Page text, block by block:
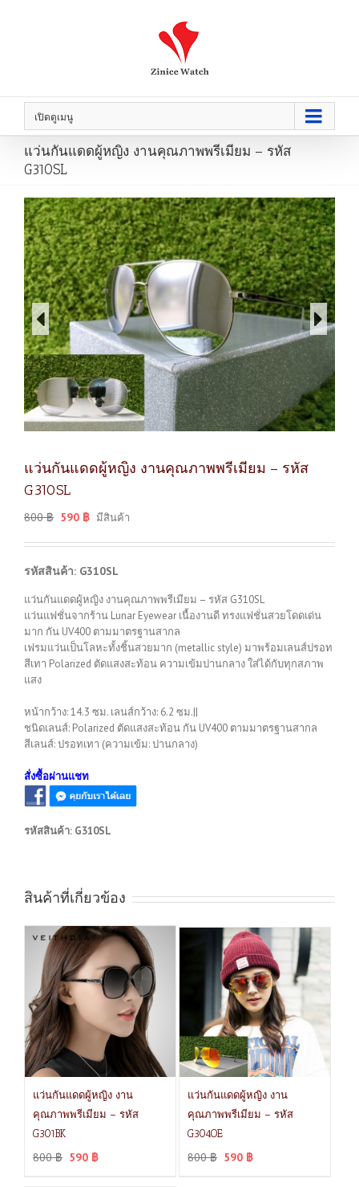
เปิดดูเมนู
แว่นกันแดดผู้หญิง งานคุณภาพพรีเมียม – รหัส
G310SL
แว่นกันแดดผู้หญิง งานคุณภาพพรีเมียม – รหัส
G310SL
800฿ 590 ฿ มีสินค้า
รหัสสินค้า: G310SL
แว่นกันแดดผู้หญิง งานคุณภาพพรีเมียม – รหัส G310SL
แว่นแฟชั่นจากร้าน Lunar Eyewear เนื้องานดี ทรงแฟชั่นสวยโดดเด่น
มาก กัน UV400 ตามมาตรฐานสากล
เฟรมแว่นเป็นโลหะทั้งชิ้นสวยมาก (metallic style) มาพร้อมเลนส์ปรอท
สีเทา Polarized ตัดแสงสะท้อน ความเข้มปานกลาง ใส่ได้กับทุกสภาพ
แสง
หน้ากว้าง: 14.3 ซม. เลนส์กว้าง: 6.2 ซม.||
ชนิดเลนส์: Polarized ตัดแสงสะท้อน กัน UV400 ตามมาตรฐานสากล
สีเลนส์: ปรอทเทา (ความเข้ม: ปานกลาง)
สั่งซื้อผ่านแชท
รหัสสินค้า: G310SL
สินค้าที่เกี่ยวข้อง
แว่นกันแดดผู้หญิง งาน
คุณภาพพรีเมียม – รหัส
G301BK
800฿ 590 ฿
แว่นกันแดดผู้หญิง งาน
คุณภาพพรีเมียม – รหัส
G304OE
800฿ 590 ฿